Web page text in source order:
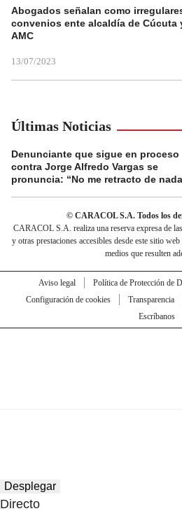
Abogados señalan como
convenios ente alcaldía de Cúcuta
AMC
13/07/2023
Últimas Noticias
Denunciante que sigue en proceso
contra Jorge Alfredo Vargas se
pronuncia: “No me retracto de
© CARACOL S.A. Todos los
CARACOL S.A. realiza una reserva expresa de
y otras prestaciones accesibles desde este sitio
medios que resulten
Aviso legal Política de Protección de
Configuración de cookies
Transparencia
Escríbanos
Desplegar
Directo